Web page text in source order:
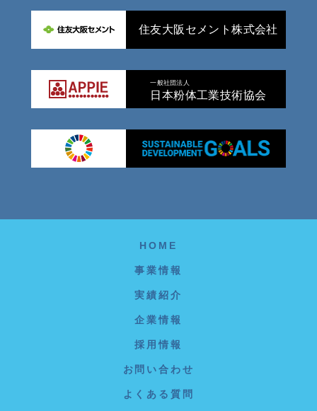
住友大阪セメント株式会社
一般社団法人
日本粉体工業技術協会
HOME
事業情報
実績紹介
企業情報
採用情報
お問い合わせ
よくある質問